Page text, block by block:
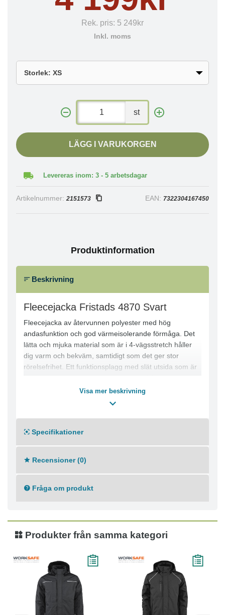
Rek. pris: 5 249kr
Inkl. moms
st
LÄGG I VARUKORGEN
Levereras inom: 3 - 5 arbetsdagar
Artikelnummer: 2151573 EAN: 7322304167450
Produktinformation
Beskrivning
Fleecejacka Fristads 4870 Svart
Fleecejacka av återvunnen polyester med hög
andasfunktion och god värmeisolerande förmåga. Det
lätta och mjuka material som är i 4-vägsstretch håller
dig varm och bekväm, samtidigt som det ger stor
rörelsefrihet. Ett funktionsplagg med slät utsida som är
Transporterar fukt och är snabbtorkande
Slät utsida och borstad insida
Hög värmekapacitet
2 innerfickor
2 framfickor och en bröstficka med dragkedja
Materialkomposition
Elastan 10%
Tvättråd
Maskintvätt 30°C
Ej strykning
Ej torktumling
Ej kemtvätt
Visa mer beskrivning
Specifikationer
Recensioner (0)
Fråga om produkt
Produkter från samma kategori